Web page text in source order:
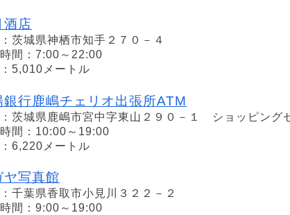
酒店
茨城県神栖市知手２７０－４
間：7:00～22:00
5,010メートル
銀行鹿嶋チェリオ出張所ATM
茨城県鹿嶋市宮中字東山２９０－１ ショッピング
間：10:00～19:00
6,220メートル
ヤ写真館
千葉県香取市小見川３２２－２
間：9:00～19:00